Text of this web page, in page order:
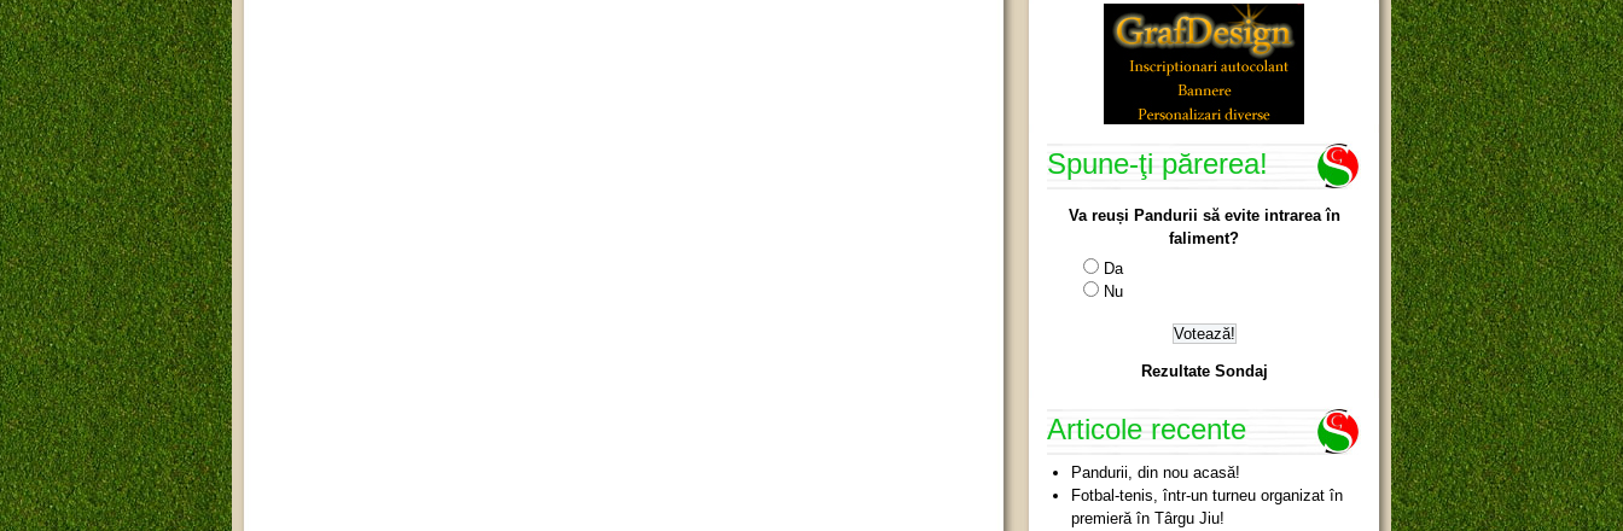
Spune-ţi părerea!
Va reuși Pandurii să evite intrarea în
faliment?
Da
Nu
Rezultate Sondaj
Articole recente
Pandurii, din nou acasă!
Fotbal-tenis, într-un turneu organizat în
premieră în Târgu Jiu!